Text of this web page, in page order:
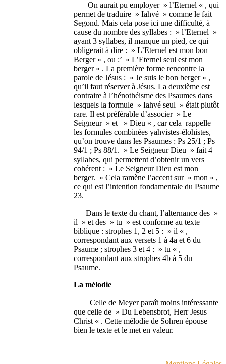
On aurait pu employer » l’Eternel « , qui
permet de traduire » Iahvé » comme le fait
Segond. Mais cela pose ici une difficulté, à
cause du nombre des syllabes : » l’Eternel »
ayant 3 syllabes, il manque un pied, ce qui
obligerait à dire : » L’Eternel est mon bon
Berger « , ou :’ » L’Eternel seul est mon
berger « . La première forme rencontre la
parole de Jésus : » Je suis le bon berger « ,
qu’il faut réserver à Jésus. La deuxième est
contraire à l’hénothéisme des Psaumes dans
lesquels la formule » Iahvé seul » était plutôt
rare. Il est préférable d’associer » Le
Seigneur » et » Dieu « , car cela rappelle
les formules combinées yahvistes-élohistes,
qu’on trouve dans les Psaumes : Ps 25/1 ; Ps
94/1 ; Ps 88/1. » Le Seigneur Dieu » fait 4
syllabes, qui permettent d’obtenir un vers
cohérent : » Le Seigneur Dieu est mon
berger. » Cela ramène l’accent sur » mon « ,
ce qui est l’intention fondamentale du Psaume
23.
Dans le texte du chant, l’alternance des »
il » et des » tu » est conforme au texte
biblique : strophes 1, 2 et 5 : » il « ,
correspondant aux versets 1 à 4a et 6 du
Psaume ; strophes 3 et 4 : » tu « ,
correspondant aux strophes 4b à 5 du
Psaume.
La mélodie
Celle de Meyer paraît moins intéressante
que celle de » Du Lebensbrot, Herr Jesus
Christ « . Cette mélodie de Sohren épouse
bien le texte et le met en valeur.